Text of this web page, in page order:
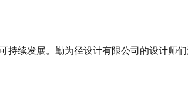
续发展。勤为径设计有限公司的设计师